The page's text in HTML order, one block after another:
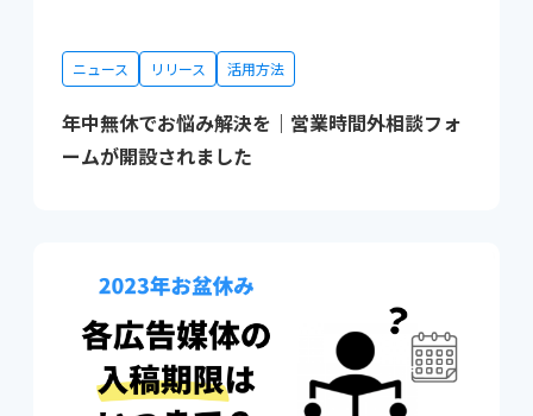
ニュース リリース 活用方法
年中無休でお悩み解決を｜営業時間外相談フォ
ームが開設されました